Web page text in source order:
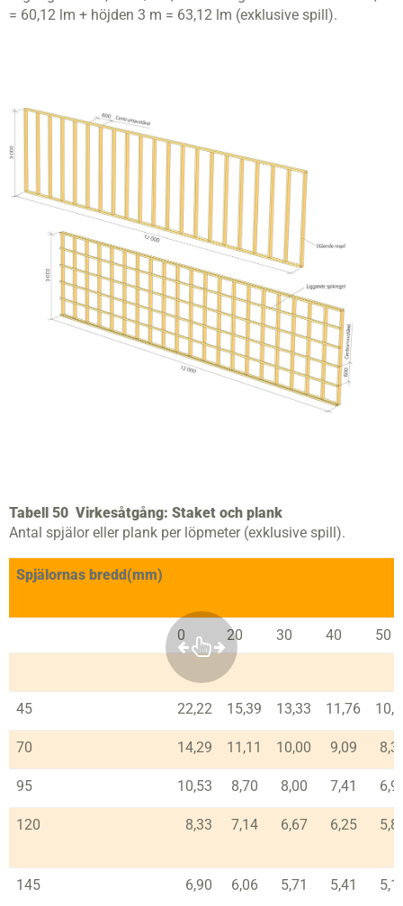
= 60,12 lm + höjden 3 m = 63,12 lm (exklusive spill).
Tabell 50 Virkesåtgång: Staket och plank
Antal spjälor eller plank per löpmeter (exklusive spill).
Spjälornas bredd(mm)
0 20 30 40 50
45 22,22 15,39 13,33 11,76
70 14,29 11,11 10,00 9,09
95 10,53 8,70 8,00 7,41
120 8,33 7,14 6,67 6,25
145 6,90 6,06 5,71 5,41